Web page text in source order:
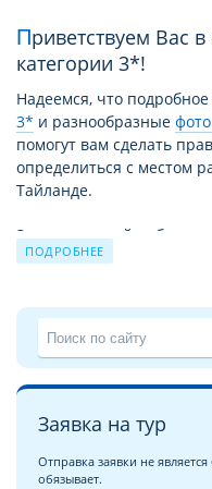
Приветствуем Вас в отеле OLIVE TREE HOTEL
категории 3*!
Надеемся, что подробное
3* и разнообразные фото
помогут вам сделать
определиться с местом
Тайланде.
За время своей работы
уже немало
отдыха, но и выгодное
качества. Благодаря
из года в год
Чудесный отдых в отеле
На-Джомтьенэто
экономных, поскольку
уровень сервиса в
ПОДРОБНЕЕ
Заявка на тур
Отправка заявки не
обязывает.